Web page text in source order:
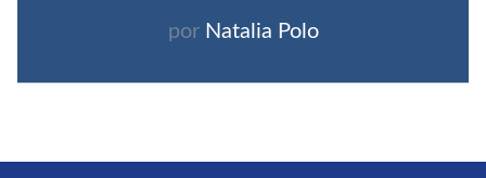
por Natalia Polo